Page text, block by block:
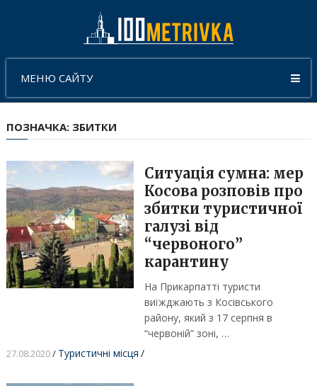
МЕНЮ САЙТУ
ПОЗНАЧКА: ЗБИТКИ
Ситуація сумна: мер
Косова розповів про
збитки туристичної
галузі від
“червоного”
карантину
На Прикарпатті туристи
виїжджають з Косівського
району, який з 17 серпня в
“червоній” зоні, …
27.08.2020/ Туристичні місця /